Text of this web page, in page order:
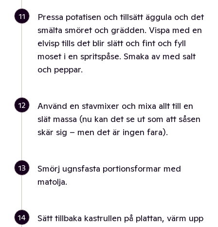
11
Pressa potatisen och tillsätt äggula och det
smälta smöret och grädden. Vispa med en
elvisp tills det blir slätt och fint och fyll
moset i en spritspåse. Smaka av med salt
och peppar.
12
Använd en stavmixer och mixa allt till en
slät massa (nu kan det se ut som att såsen
skär sig – men det är ingen fara).
13
Smörj ugnsfasta portionsformar med
matolja.
14
Sätt tillbaka kastrullen på plattan, värm upp